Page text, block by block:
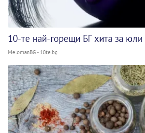
10-те най-горещи БГ хита за
MelomanBG - 10te.bg